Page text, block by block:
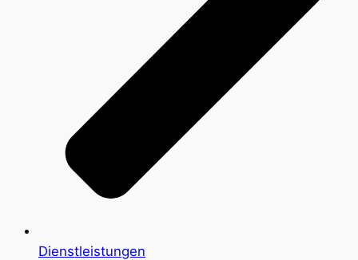
Dienstleistungen